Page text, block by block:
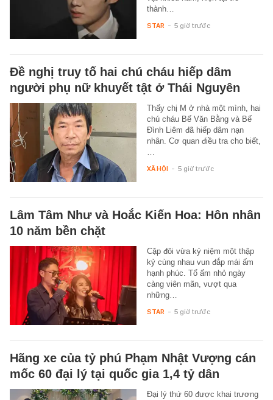
thành…
STAR - 5 giờ trước
Đề nghị truy tố hai chú cháu hiếp dâm
người phụ nữ khuyết tật ở Thái Nguyên
Thấy chị M ở nhà một mình, hai
chú cháu Bế Văn Bằng và Bế
Đình Liêm đã hiếp dâm nạn
nhân. Cơ quan điều tra cho biết,
…
XÃ HỘI - 5 giờ trước
Lâm Tâm Như và Hoắc Kiến Hoa: Hôn nhân
10 năm bền chặt
Cặp đôi vừa kỷ niệm một thập
kỷ cùng nhau vun đắp mái ấm
hạnh phúc. Tổ ấm nhỏ ngày
càng viên mãn, vượt qua
những…
STAR - 5 giờ trước
Hãng xe của tỷ phú Phạm Nhật Vượng cán
mốc 60 đại lý tại quốc gia 1,4 tỷ dân
Đại lý thứ 60 được khai trương